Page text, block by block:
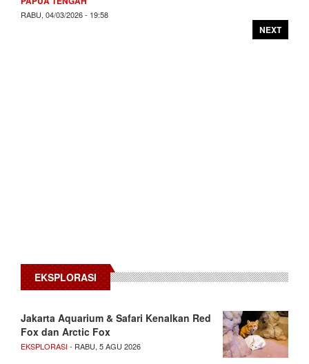
RABU, 04/03/2026 - 19:58
NEXT
EKSPLORASI
Jakarta Aquarium & Safari Kenalkan Red
Fox dan Arctic Fox
EKSPLORASI- RABU, 5 AGU 2026